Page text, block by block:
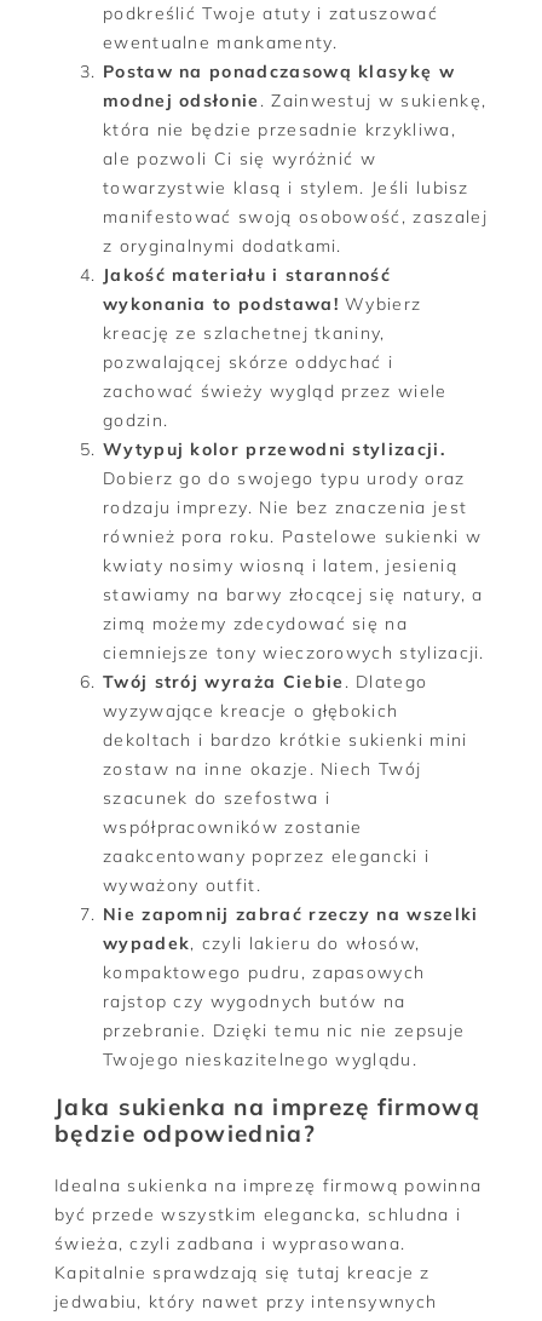
podkreślić Twoje atuty i zatuszować
ewentualne mankamenty.
Postaw na ponadczasową klasykę w
modnej odsłonie . Zainwestuj w sukienkę,
która nie będzie przesadnie krzykliwa,
ale pozwoli Ci się wyróżnić w
towarzystwie klasą i stylem. Jeśli lubisz
manifestować swoją osobowość, zaszalej
z oryginalnymi dodatkami.
Jakość materiału i staranność
wykonania to podstawa! Wybierz
kreację ze szlachetnej tkaniny,
pozwalającej skórze oddychać i
zachować świeży wygląd przez wiele
godzin.
Wytypuj kolor przewodni stylizacji.
Dobierz go do swojego typu urody oraz
rodzaju imprezy. Nie bez znaczenia jest
również pora roku. Pastelowe sukienki w
kwiaty nosimy wiosną i latem, jesienią
stawiamy na barwy złocącej się natury, a
zimą możemy zdecydować się na
ciemniejsze tony wieczorowych stylizacji.
Twój strój wyraża Ciebie . Dlatego
wyzywające kreacje o głębokich
dekoltach i bardzo krótkie sukienki mini
zostaw na inne okazje. Niech Twój
szacunek do szefostwa i
współpracowników zostanie
zaakcentowany poprzez elegancki i
wyważony outfit.
Nie zapomnij zabrać rzeczy na wszelki
wypadek, czyli lakieru do włosów,
kompaktowego pudru, zapasowych
rajstop czy wygodnych butów na
przebranie. Dzięki temu nic nie zepsuje
Twojego nieskazitelnego wyglądu.
Jaka sukienka na imprezę firmową
będzie odpowiednia?
Idealna sukienka na imprezę firmową powinna
być przede wszystkim elegancka, schludna i
świeża, czyli zadbana i wyprasowana.
Kapitalnie sprawdzają się tutaj kreacje z
jedwabiu, który nawet przy intensywnych